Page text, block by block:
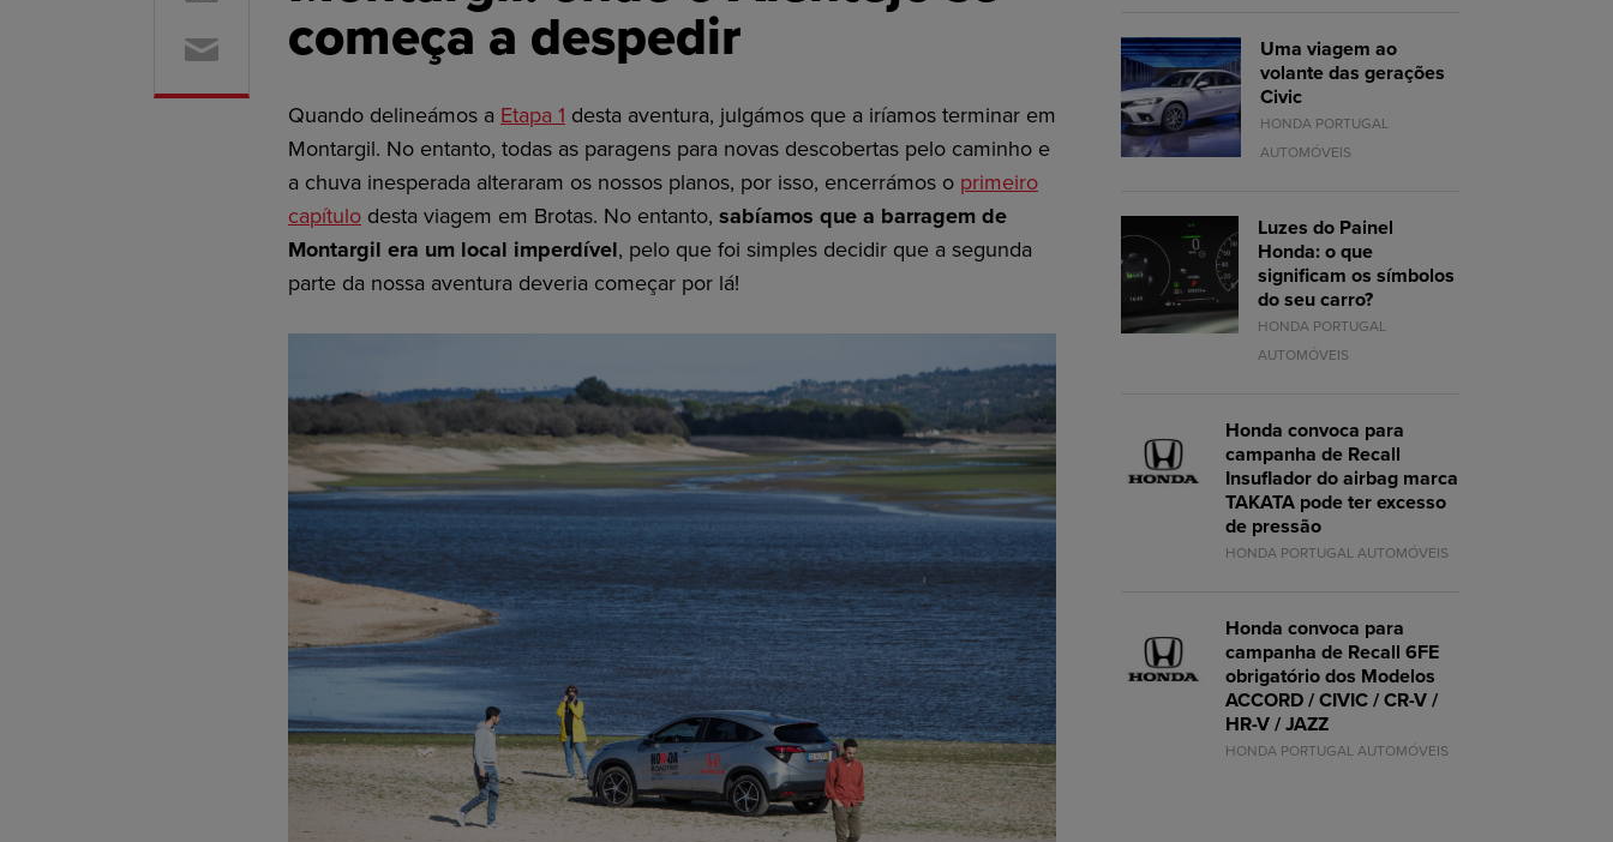
começa a despedir
Quando delineámos a Etapa 1 desta aventura, julgámos que a iríamos terminar em
Montargil. No entanto, todas as paragens para novas descobertas pelo caminho e
a chuva inesperada alteraram os nossos planos, por isso, encerrámos o primeiro
capítulo desta viagem em Brotas. No entanto, sabíamos que a barragem de
Montargil era um local imperdível, pelo que foi simples decidir que a segunda
parte da nossa aventura deveria começar por lá!
Uma viagem ao
volante das gerações
Civic
HONDA PORTUGAL
AUTOMÓVEIS
Luzes do Painel
Honda: o que
significam os símbolos
do seu carro?
HONDA PORTUGAL
AUTOMÓVEIS
Honda convoca para
campanha de Recall
Insuflador do airbag marca
TAKATA pode ter excesso
de pressão
HONDA PORTUGAL AUTOMÓVEIS
Honda convoca para
campanha de Recall 6FE
obrigatório dos Modelos
ACCORD / CIVIC / CR-V /
HR-V / JAZZ
HONDA PORTUGAL AUTOMÓVEIS